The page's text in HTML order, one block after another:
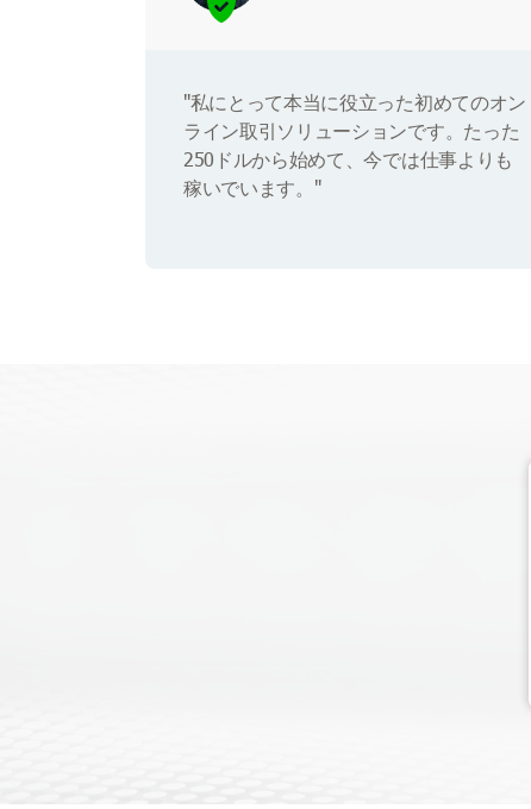
"私にとって本当に役立った初めてのオン
ライン取引ソリューションです。たった
250ドルから始めて、今では仕事よりも
稼いでいます。"